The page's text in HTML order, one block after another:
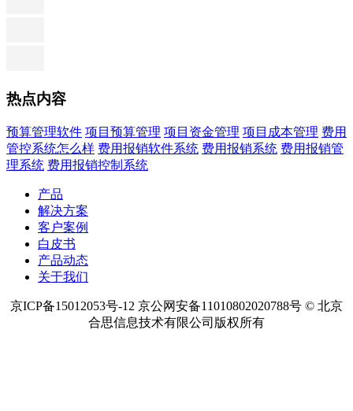
热点内容
预算管理软件 项目预算管理 项目资金管理 项目成本管理 费用
管控系统怎么样 费用报销软件系统 费用报销系统 费用报销管
理系统 费用报销控制系统
产品
解决方案
客户案例
白皮书
产品动态
关于我们
京ICP备15012053号-12 京公网安备11010802020788号 © 北京
合思信息技术有限公司版权所有